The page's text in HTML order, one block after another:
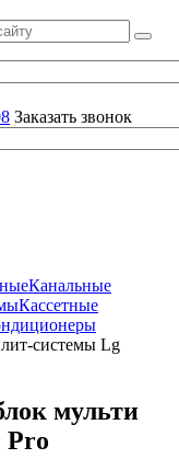
Заказать звонок
Канальные
Кассетные
системы Lg
мульти
Pro